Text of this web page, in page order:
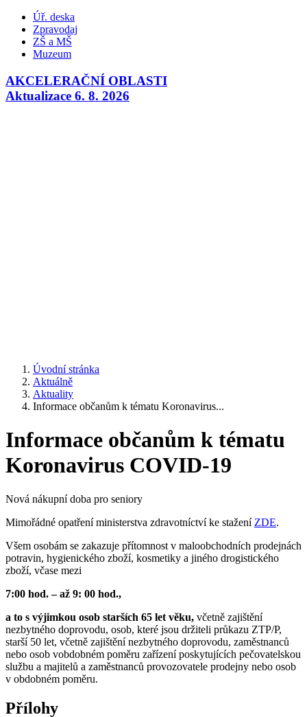
Úř. deska
Zpravodaj
ZŠ a MŠ
Muzeum
AKCELERAČNÍ OBLASTI
Aktualizace 6. 8. 2026
Úvodní stránka
Aktuálně
Aktuality
Informace občanům k tématu Koronavirus...
Informace občanům k tématu
Koronavirus COVID-19
Nová nákupní doba pro seniory
Mimořádné opatření ministerstva zdravotníctví ke stažení ZDE.
Všem osobám se zakazuje přítomnost v maloobchodních prodejnách
potravin, hygienického zboží, kosmetiky a jiného drogistického
zboží, včase mezi
7:00 hod. – až 9: 00 hod.,
a to s výjimkou osob starších 65 let věku, včetně zajištění
nezbytného doprovodu, osob, které jsou držiteli průkazu ZTP/P,
starší 50 let, včetně zajištění nezbytného doprovodu, zaměstnanců
nebo osob vobdobném poměru zařízení poskytujících pečovatelskou
službu a majitelů a zaměstnanců provozovatele prodejny nebo osob
v obdobném poměru.
Přílohy